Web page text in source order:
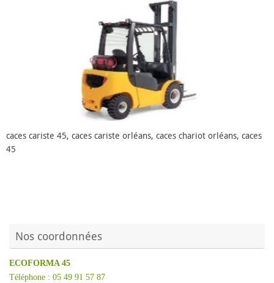
caces cariste 45, caces cariste orléans, caces chariot orléans, caces
45
Nos coordonnées
ECOFORMA 45
Téléphone : 05 49 91 57 87